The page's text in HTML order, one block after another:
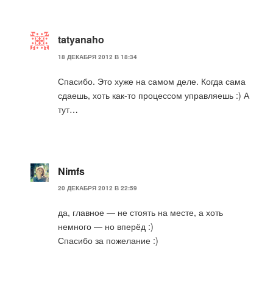
tatyanaho
18 ДЕКАБРЯ 2012 В 18:34
Спасибо. Это хуже на самом деле. Когда сама
сдаешь, хоть как-то процессом управляешь :) А
тут…
Nimfs
20 ДЕКАБРЯ 2012 В 22:59
да, главное — не стоять на месте, а хоть
немного — но вперёд :)
Спасибо за пожелание :)